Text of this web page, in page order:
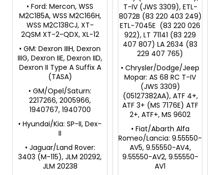
• Ford: Mercon, WSS
M2C185A, WSS M2C166H,
WSS M2C138CJ, XT-
2QSM XT-2-QDX, XL-12
• GM: Dexron IIIH, Dexron
IIIG, Dexron IIE, Dexron IID,
Dexron II Type A Suffix A
(TASA)
• GM/Opel/Saturn:
2217266, 2005966,
1940767, 1940700
• Hyundai/Kia: SP-II, Dex-
II
• Jaguar/Land Rover:
3403 (M-115), JLM 20292,
JLM 20238
T-IV (JWS 3309), ETL-
8072B (83 220 403 249)
ETL-7045E (83 220 026
922), LT 71141 (83 229
407 807) LA 2634 (83
229 407 765)
• Chrysler/Dodge/Jeep
Mopar: AS 68 RC T-IV
(JWS 3309)
(05127382AA), ATF 4+,
ATF 3+ (MS 7176E) ATF
2+, ATF+, MS 9602
• Fiat/Abarth Alfa
Romeo/Lancia: 9.55550-
AV5, 9.55550-AV4,
9.55550-AV2, 9.55550-
AV1